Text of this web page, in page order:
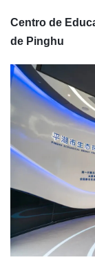
Centro de
de Pinghu